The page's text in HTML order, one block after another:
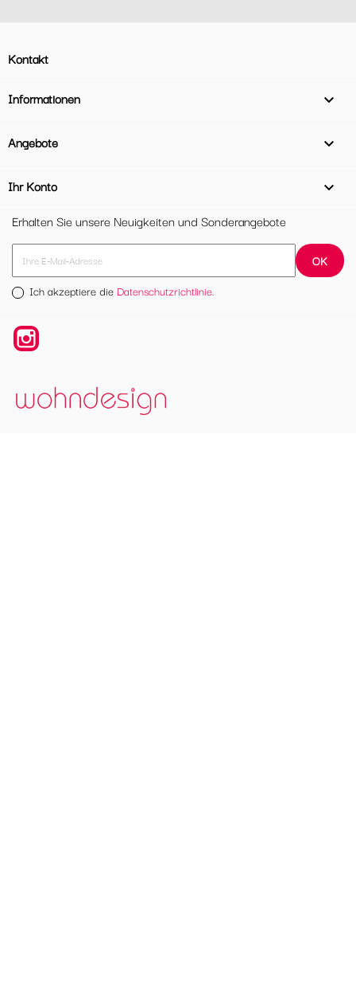
Kontakt
Informationen 
Angebote 
Ihr Konto

Erhalten Sie unsere Neuigkeiten und Sonderangebote
Ich akzeptiere die Datenschutzrichtlinie.